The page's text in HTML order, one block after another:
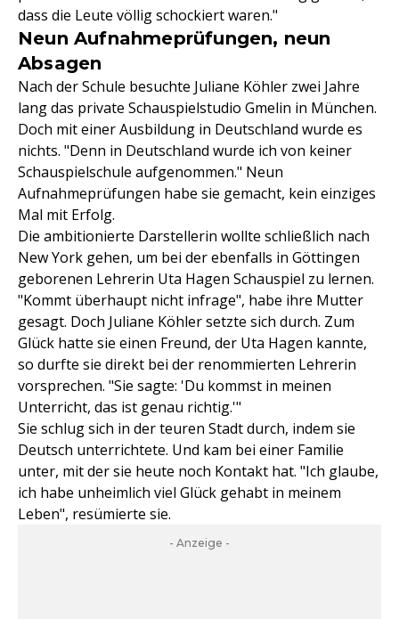
dass die Leute völlig schockiert waren."
Neun Aufnahmeprüfungen, neun
Absagen
Nach der Schule besuchte Juliane Köhler zwei Jahre
lang das private Schauspielstudio Gmelin in München.
Doch mit einer Ausbildung in Deutschland wurde es
nichts. "Denn in Deutschland wurde ich von keiner
Schauspielschule aufgenommen." Neun
Aufnahmeprüfungen habe sie gemacht, kein einziges
Mal mit Erfolg.
Die ambitionierte Darstellerin wollte schließlich nach
New York gehen, um bei der ebenfalls in Göttingen
geborenen Lehrerin Uta Hagen Schauspiel zu lernen.
"Kommt überhaupt nicht infrage", habe ihre Mutter
gesagt. Doch Juliane Köhler setzte sich durch. Zum
Glück hatte sie einen Freund, der Uta Hagen kannte,
so durfte sie direkt bei der renommierten Lehrerin
vorsprechen. "Sie sagte: 'Du kommst in meinen
Unterricht, das ist genau richtig.'"
Sie schlug sich in der teuren Stadt durch, indem sie
Deutsch unterrichtete. Und kam bei einer Familie
unter, mit der sie heute noch Kontakt hat. "Ich glaube,
ich habe unheimlich viel Glück gehabt in meinem
Leben", resümierte sie.
- Anzeige -